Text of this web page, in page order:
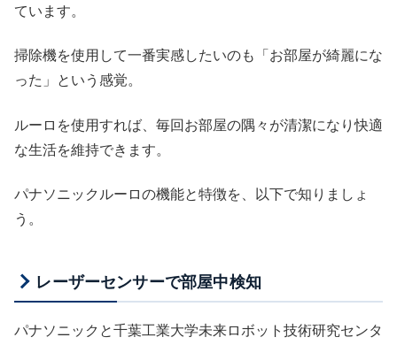
ています。
掃除機を使用して一番実感したいのも「お部屋が綺麗にな
った」という感覚。
ルーロを使用すれば、毎回お部屋の隅々が清潔になり快適
な生活を維持できます。
パナソニックルーロの機能と特徴を、以下で知りましょ
う。
レーザーセンサーで部屋中検知
パナソニックと千葉工業大学未来ロボット技術研究センタ